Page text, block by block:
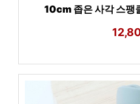
10cm 좁은 사각 스팽